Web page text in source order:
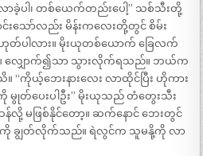
ခဲ့ပါ၊ တစ်ယေက်တည်းပေါ့” သစ်သီးတို့
သော်လည်း မိန်းကလေးတို့တွင် စိမ်း
ပါလား။ မိုးယုတစ်ယောက် ခြေလက်
။ လျှောက်၍သာ သွားလိုက်ရသည်။ ဘယ်က
ကိုယ့်ဘေးနားလေး လာထိုင်ပြီး ဟိုကား
တ်ပေးပါဦး” မိုးယုသည် တံတွေးသီး
မဖြစ်နိုင်တော့။ ဆက်နောင် ဘေးတွင်
ကို ချွတ်လိုက်သည်။ ရဲလွင်က သူမနို့ကို လာ